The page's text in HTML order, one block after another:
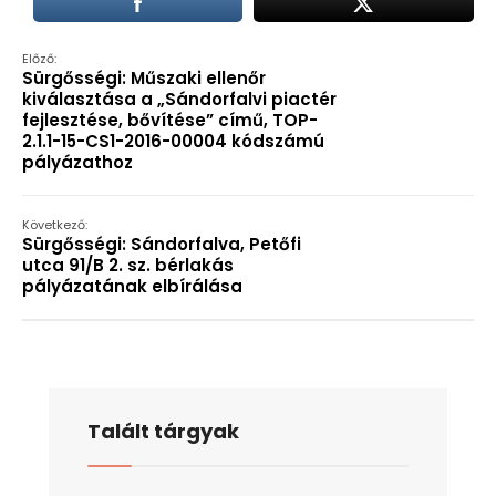
Határozati
javaslat
szolgáltatási díj
elfogadására
Előző:
Sürgősségi: Műszaki ellenőr
kiválasztása a „Sándorfalvi piactér
fejlesztése, bővítése” című, TOP-
2.1.1-15-CS1-2016-00004 kódszámú
pályázathoz
Következő:
Sürgősségi: Sándorfalva, Petőfi
utca 91/B 2. sz. bérlakás
pályázatának elbírálása
Talált tárgyak